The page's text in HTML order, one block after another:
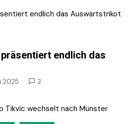
endlich das
2025 2